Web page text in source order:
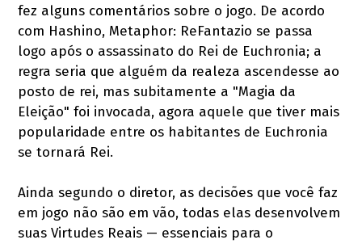
fez alguns comentários sobre o jogo. De acordo
com Hashino, Metaphor: ReFantazio se passa
logo após o assassinato do Rei de Euchronia; a
regra seria que alguém da realeza ascendesse ao
posto de rei, mas subitamente a "Magia da
Eleição" foi invocada, agora aquele que tiver mais
popularidade entre os habitantes de Euchronia
se tornará Rei.
Ainda segundo o diretor, as decisões que você faz
em jogo não são em vão, todas elas desenvolvem
suas Virtudes Reais — essenciais para o